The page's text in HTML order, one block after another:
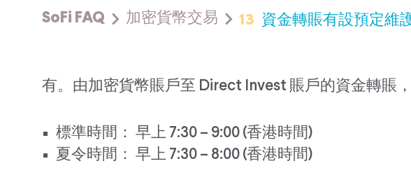
SoFi FAQ 加密貨幣交易 13 資金轉賬有設預定維
有。由加密貨幣賬戶至 Direct Invest 賬戶的資金轉賬
標準時間： 早上 7:30 – 9:00 (香港時間)
夏令時間： 早上 7:30 – 8:00 (香港時間)